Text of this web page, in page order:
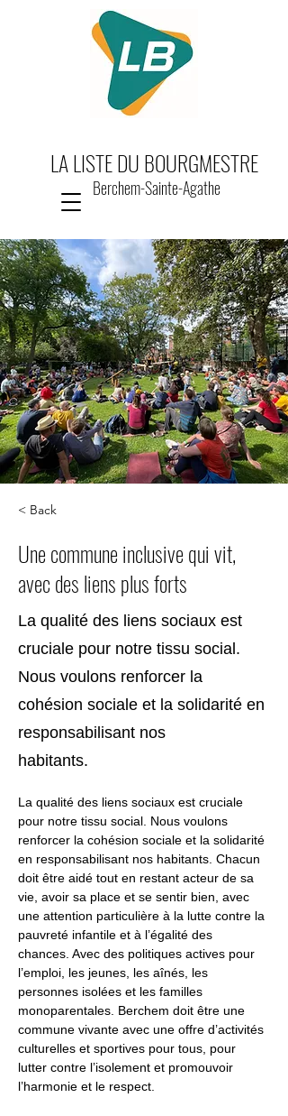
LA LISTE DU BOURGMESTRE
Berchem-Sainte-Agathe
< Back
Une commune inclusive qui vit,
avec des liens plus forts
La qualité des liens sociaux est
cruciale pour notre tissu social.
Nous voulons renforcer la
cohésion sociale et la solidarité en
responsabilisant nos
habitants.
La qualité des liens sociaux est cruciale
pour notre tissu social. Nous voulons
renforcer la cohésion sociale et la solidarité
en responsabilisant nos habitants. Chacun
doit être aidé tout en restant acteur de sa
vie, avoir sa place et se sentir bien, avec
une attention particulière à la lutte contre la
pauvreté infantile et à l’égalité des
chances. Avec des politiques actives pour
l’emploi, les jeunes, les aînés, les
personnes isolées et les familles
monoparentales. Berchem doit être une
commune vivante avec une offre d’activités
culturelles et sportives pour tous, pour
lutter contre l’isolement et promouvoir
l’harmonie et le respect.